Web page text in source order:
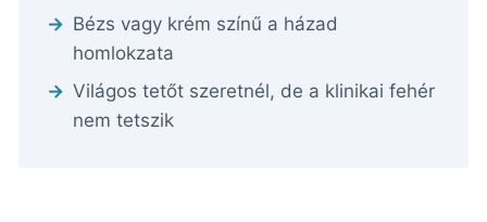
Bézs vagy krém színű a házad
homlokzata
Világos tetőt szeretnél, de a klinikai fehér
nem tetszik